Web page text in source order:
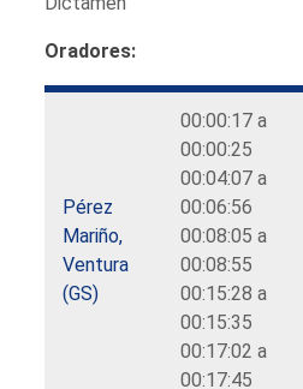
Oradores:
Pérez
Mariño,
Ventura
(GS)
00:00:17 a
00:00:25
00:04:07 a
00:06:56
00:08:05 a
00:08:55
00:15:28 a
00:15:35
00:17:02 a
00:17:45